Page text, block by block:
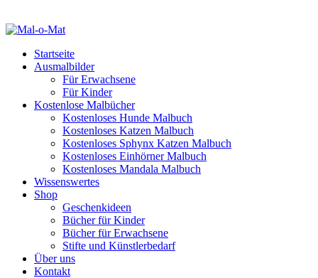
Startseite
Ausmalbilder
Für Erwachsene
Für Kinder
Kostenlose Malbücher
Kostenloses Hunde Malbuch
Kostenloses Katzen Malbuch
Kostenloses Sphynx Katzen Malbuch
Kostenloses Einhörner Malbuch
Kostenloses Mandala Malbuch
Wissenswertes
Shop
Geschenkideen
Bücher für Kinder
Bücher für Erwachsene
Stifte und Künstlerbedarf
Über uns
Kontakt